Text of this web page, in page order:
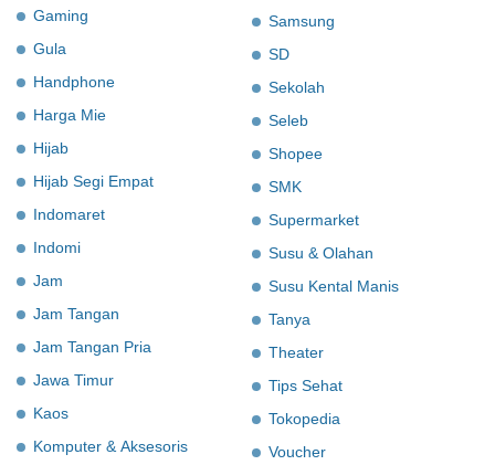
Gaming
Gula
Handphone
Harga Mie
Hijab
Hijab Segi Empat
Indomaret
Indomi
Jam
Jam Tangan
Jam Tangan Pria
Jawa Timur
Kaos
Komputer & Aksesoris
Samsung
SD
Sekolah
Seleb
Shopee
SMK
Supermarket
Susu & Olahan
Susu Kental Manis
Tanya
Theater
Tips Sehat
Tokopedia
Voucher